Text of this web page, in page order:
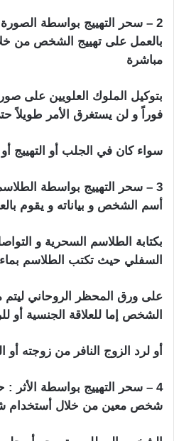
2 – سحر التهييج بواسطة
بالعمل على تهييج الشخص من
مباشرة
بتوكيل الملوك العلويين على
فوراً و لن يستغرق الأمر طويلاً
سواء كان في الجلب أو التهييج
3 – سحر التهييج بواسطة
أسم الشخص و بياناته و يقوم
بكتابة الطلاسم السحرية و
السفلي حيث تكتب الطلاسم
على ورق المحظر الروحاني ليتم
الشخص إما للعلاقة الجنسية أو
أو لرد الزوج النافر من زوجته أو
4 – سحر التهييج بواسطة الأثر
شخص معين من خلال أستخدام